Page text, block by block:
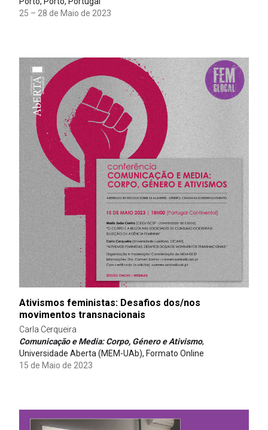
25 – 28 de Maio de 2023
Ativismos feministas: Desafios dos/nos
movimentos transnacionais
Carla Cerqueira
Comunicação e Media: Corpo, Género e Ativismo,
Universidade Aberta (MEM-UAb), Formato Online
15 de Maio de 2023